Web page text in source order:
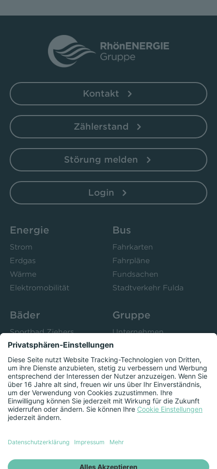
Kontakt
Zählerstand
Störung melden
Login
Energie
Strom
Erdgas
Wärme
Elektromobilität
Bus
Fahrkarten
Fahrpläne
Fundsachen
Stadtverkehr Fulda
Bäder
Sportbad Ziehers
Freibad Rosenau
Stadtbad Esperanto
Kurse
Gruppe
Unternehmen
Bistro 52
Presse
Herzschlag
Datenschutzeinstellungen anzeigen
Impressum Datenschutz